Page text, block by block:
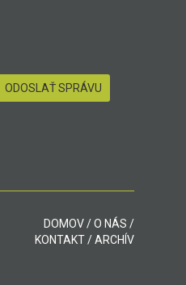
DOMOV/O NÁS /
KONTAKT/ARCHÍV